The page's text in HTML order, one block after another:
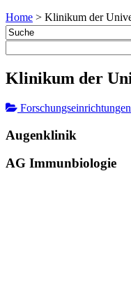
Home > Klinikum der
Klinikum der
Forschungseinrichtungen
Augenklinik
AG Immunbiologie